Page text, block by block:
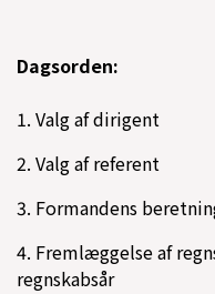
Dagsorden:
1. Valg af dirigent
2. Valg af referent
3. Formandens
4. Fremlæggelse af
regnskabsår